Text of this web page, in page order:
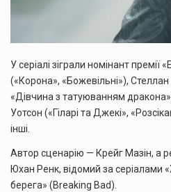
У серіалі зіграли номінант
(«Корона», «Божевільні»),
«Дівчина з татуюванням
Уотсон («Гіларі та Джекі»,
інші.
Автор сценарію — Крейг Мазін, а
Юхан Ренк, відомий за серіалами
берега» (Breaking Bad).